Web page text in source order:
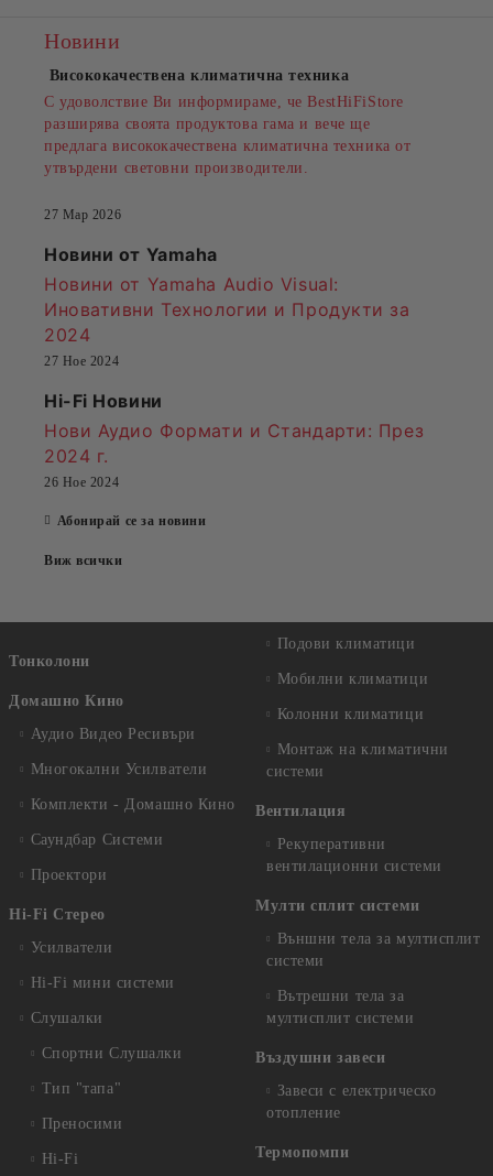
Новини
Висококачествена климатична техника
С удоволствие Ви информираме, че BestHiFiStore
разширява своята продуктова гама и вече ще
предлага висококачествена климатична техника от
утвърдени световни производители.
27 Мар 2026
Новини от Yamaha
Новини от Yamaha Audio Visual:
Иновативни Технологии и Продукти за
2024
27 Ное 2024
Hi-Fi Новини
Нови Аудио Формати и Стандарти: През
2024 г.
26 Ное 2024
Абонирай се за новини
Виж всички
Тонколони
Домашно Кино
Аудио Видео Рeсивъри
Многокални Усилватели
Комплекти - Домашно Кино
Саундбар Системи
Проектори
Hi-Fi Стерео
Усилватели
Hi-Fi мини системи
Слушалки
Спортни Слушалки
Тип "тапа"
Преносими
Hi-Fi
Подови климатици
Мобилни климатици
Колонни климатици
Монтаж на климатични
системи
Вентилация
Рекуперативни
вентилационни системи
Мулти сплит системи
Външни тела за мултисплит
системи
Вътрешни тела за
мултисплит системи
Въздушни завеси
Завеси с електрическо
отопление
Термопомпи